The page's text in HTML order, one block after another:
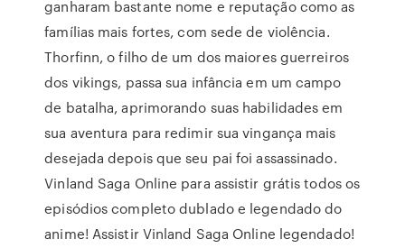
ganharam bastante nome e reputação como as
famílias mais fortes, com sede de violência.
Thorfinn, o filho de um dos maiores guerreiros
dos vikings, passa sua infância em um campo
de batalha, aprimorando suas habilidades em
sua aventura para redimir sua vingança mais
desejada depois que seu pai foi assassinado.
Vinland Saga Online para assistir grátis todos os
episódios completo dublado e legendado do
anime! Assistir Vinland Saga Online legendado!